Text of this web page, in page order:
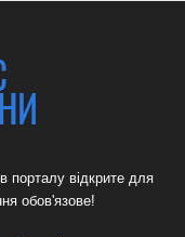
порталу відкрите для
обов'язове!